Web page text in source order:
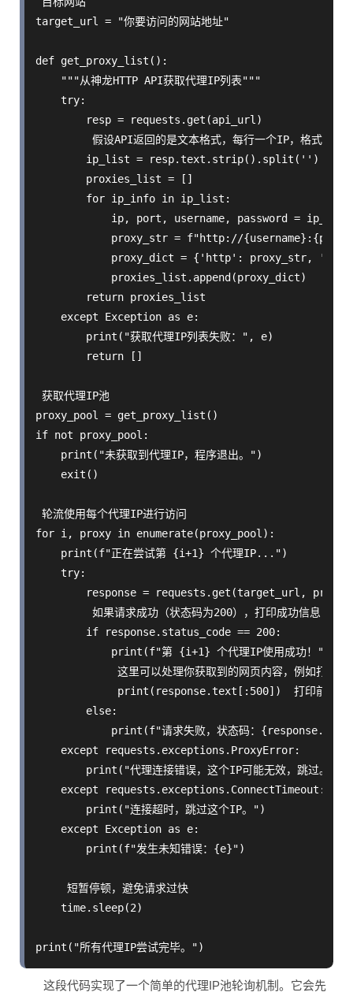
target_url = "你要访问的网站地址"
def get_proxy_list():
    """从神龙HTTP API获取代理IP列表"""
    try:
        resp = requests.get(api_url)
假设API返回的是文本格式，每行一个IP，格式为
        ip_list = resp.text.strip().split('')
        proxies_list = []
        for ip_info in ip_list:
ip, port, username, password =
proxy_str = f"http://
proxy_dict = {'http': proxy_str,
            proxies_list.append(proxy_dict)
        return proxies_list
    except Exception as e:
        print("获取代理IP列表失败：", e)
        return []
获取代理IP池
proxy_pool = get_proxy_list()
if not proxy_pool:
    print("未获取到代理IP，程序退出。")
    exit()
轮流使用每个代理IP进行访问
for i, proxy in enumerate(proxy_pool):
    print(f"正在尝试第 {i+1} 个代理IP...")
    try:
response = requests.get(target_url,
         如果请求成功（状态码为200），打印成功信息
        if response.status_code == 200:
            print(f"第 {i+1} 个代理IP使用成功！")
这里可以处理你获取到的网页内容，例如打印标
print(response.text[:500])  打印前500
        else:
print(f"请求失败，状态码：
    except requests.exceptions.ProxyError:
        print("代理连接错误，这个IP可能无效，跳过。")
    except requests.exceptions.ConnectTimeout:
        print("连接超时，跳过这个IP。")
    except Exception as e:
        print(f"发生未知错误：{e}")
     短暂停顿，避免请求过快
    time.sleep(2)
这段代码实现了一个简单的代理IP池轮询机制。它会先